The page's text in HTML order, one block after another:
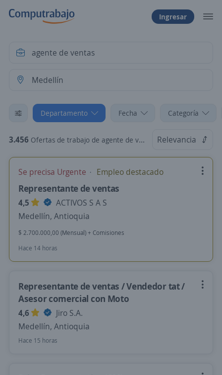
Ingresar
Departamento Fecha Categoría
3.456 Ofertas de trabajo de agente de ventas en Medellín, Antioquia Relevancia
Se precisa Urgente Empleo destacado
Representante de ventas
4,5
ACTIVOS S A S
Medellín, Antioquia
$ 2.700.000,00 (Mensual) + Comisiones
Hace 14 horas
Representante de ventas / Vendedor tat /
Asesor comercial con Moto
4,6
Jiro S.A.
Medellín, Antioquia
Hace 15 horas